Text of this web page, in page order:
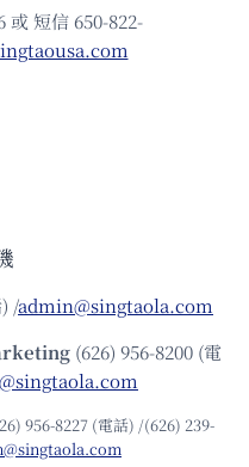
或 短信 650-822-
/admin@singtaola.com
(626) 956-8200 (電
956-8227 (電話) /(626) 239-